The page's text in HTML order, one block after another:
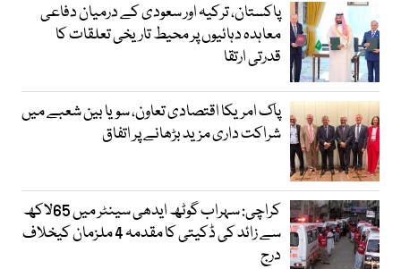
پاکستان، ترکیہ اور سعودی کے درمیان دفاعی
معاہدہ دہائیوں پر محیط تاریخی تعلقات کا
قدرتی ارتقا
پاک امریکا اقتصادی تعاون، سویا بین شعبے میں
شراکت داری مزید بڑھانے پر اتفاق
کراچی: سہراب گوٹھ ایدھی سینٹر میں 65لاکھ
سے زائد کی ڈکیتی کا مقدمہ 4 ملزمان کیخلاف
درج